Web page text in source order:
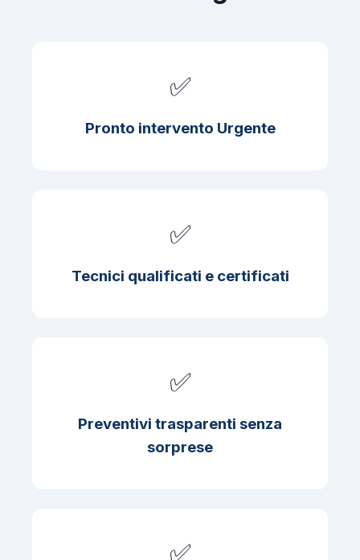
✅
Pronto intervento Urgente
✅
Tecnici qualificati e certificati
✅
Preventivi trasparenti senza
sorprese
✅